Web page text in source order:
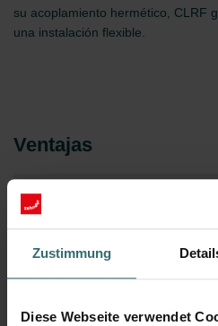
Zustimmung
Diese Webseite verwendet
su acoplamiento hermético, CLRF
una instalación flexible.
Ventajas
Diseñado para válvulas
Compatible con los
ComfoTube Flat 51.
construcción limpias.